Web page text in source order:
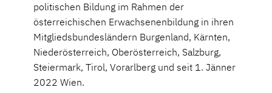
politischen Bildung im Rahmen der
österreichischen Erwachsenenbildung in ihren
Mitgliedsbundesländern Burgenland, Kärnten,
Niederösterreich, Oberösterreich, Salzburg,
Steiermark, Tirol, Vorarlberg und seit 1. Jänner
2022 Wien.